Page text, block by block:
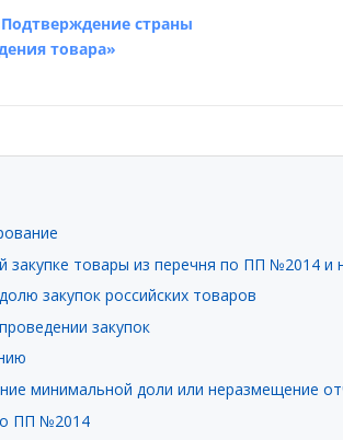
страны
товара»
товары из перечня по ПП №2014 и
закупок российских товаров
закупок
минимальной доли или неразмещение
ПП №2014